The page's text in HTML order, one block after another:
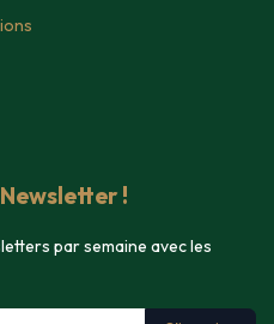
!
par semaine avec les